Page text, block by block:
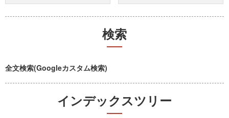
検索
全文検索(Googleカスタム検索)
インデックスツリー